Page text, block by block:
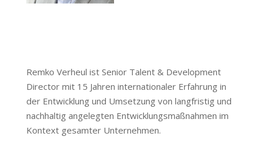
Remko Verheul ist Senior Talent & Development
Director mit 15 Jahren internationaler Erfahrung in
der Entwicklung und Umsetzung von langfristig und
nachhaltig angelegten Entwicklungsmaßnahmen im
Kontext gesamter Unternehmen.